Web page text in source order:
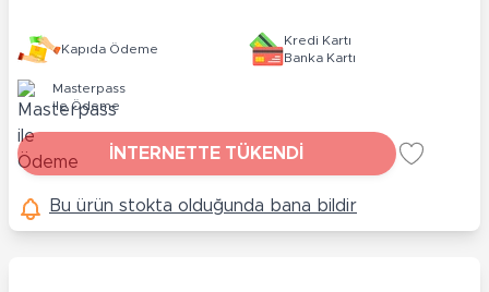
Kapıda Ödeme
Kredi Kartı
Banka Kartı
Masterpass
ile Ödeme
İNTERNETTE TÜKENDİ
Bu ürün stokta olduğunda bana bildir